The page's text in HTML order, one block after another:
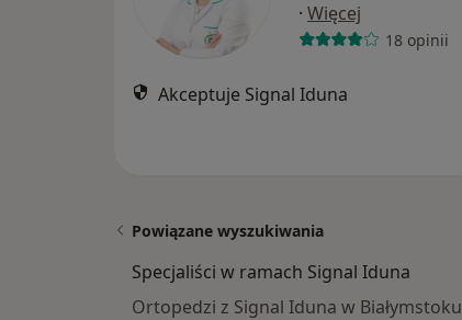
· Więcej
18 opinii
Akceptuje Signal Iduna
Powiązane wyszukiwania
Specjaliści w ramach Signal Iduna
Ortopedzi z Signal Iduna w Białymstoku